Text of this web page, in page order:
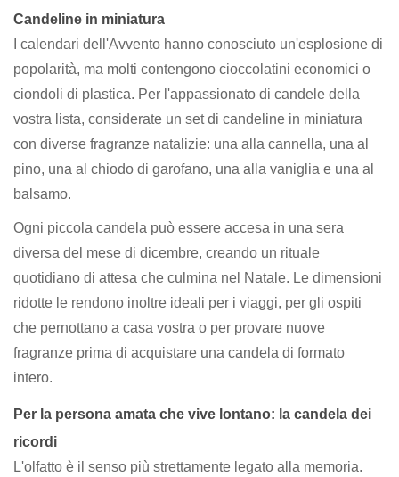
Candeline in miniatura
I calendari dell'Avvento hanno conosciuto un'esplosione di
popolarità, ma molti contengono cioccolatini economici o
ciondoli di plastica. Per l'appassionato di candele della
vostra lista, considerate un set di candeline in miniatura
con diverse fragranze natalizie: una alla cannella, una al
pino, una al chiodo di garofano, una alla vaniglia e una al
balsamo.
Ogni piccola candela può essere accesa in una sera
diversa del mese di dicembre, creando un rituale
quotidiano di attesa che culmina nel Natale. Le dimensioni
ridotte le rendono inoltre ideali per i viaggi, per gli ospiti
che pernottano a casa vostra o per provare nuove
fragranze prima di acquistare una candela di formato
intero.
Per la persona amata che vive lontano: la candela dei
ricordi
L'olfatto è il senso più strettamente legato alla memoria.